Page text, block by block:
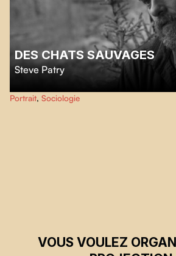
DES CHATS SAUVAGES
Steve Patry
Entouré d’une forêt d’épinettes et de carcasses
indomptable solitaire, se rafistole une nouvelle
Portrait, Sociologie
VOUS VOULEZ